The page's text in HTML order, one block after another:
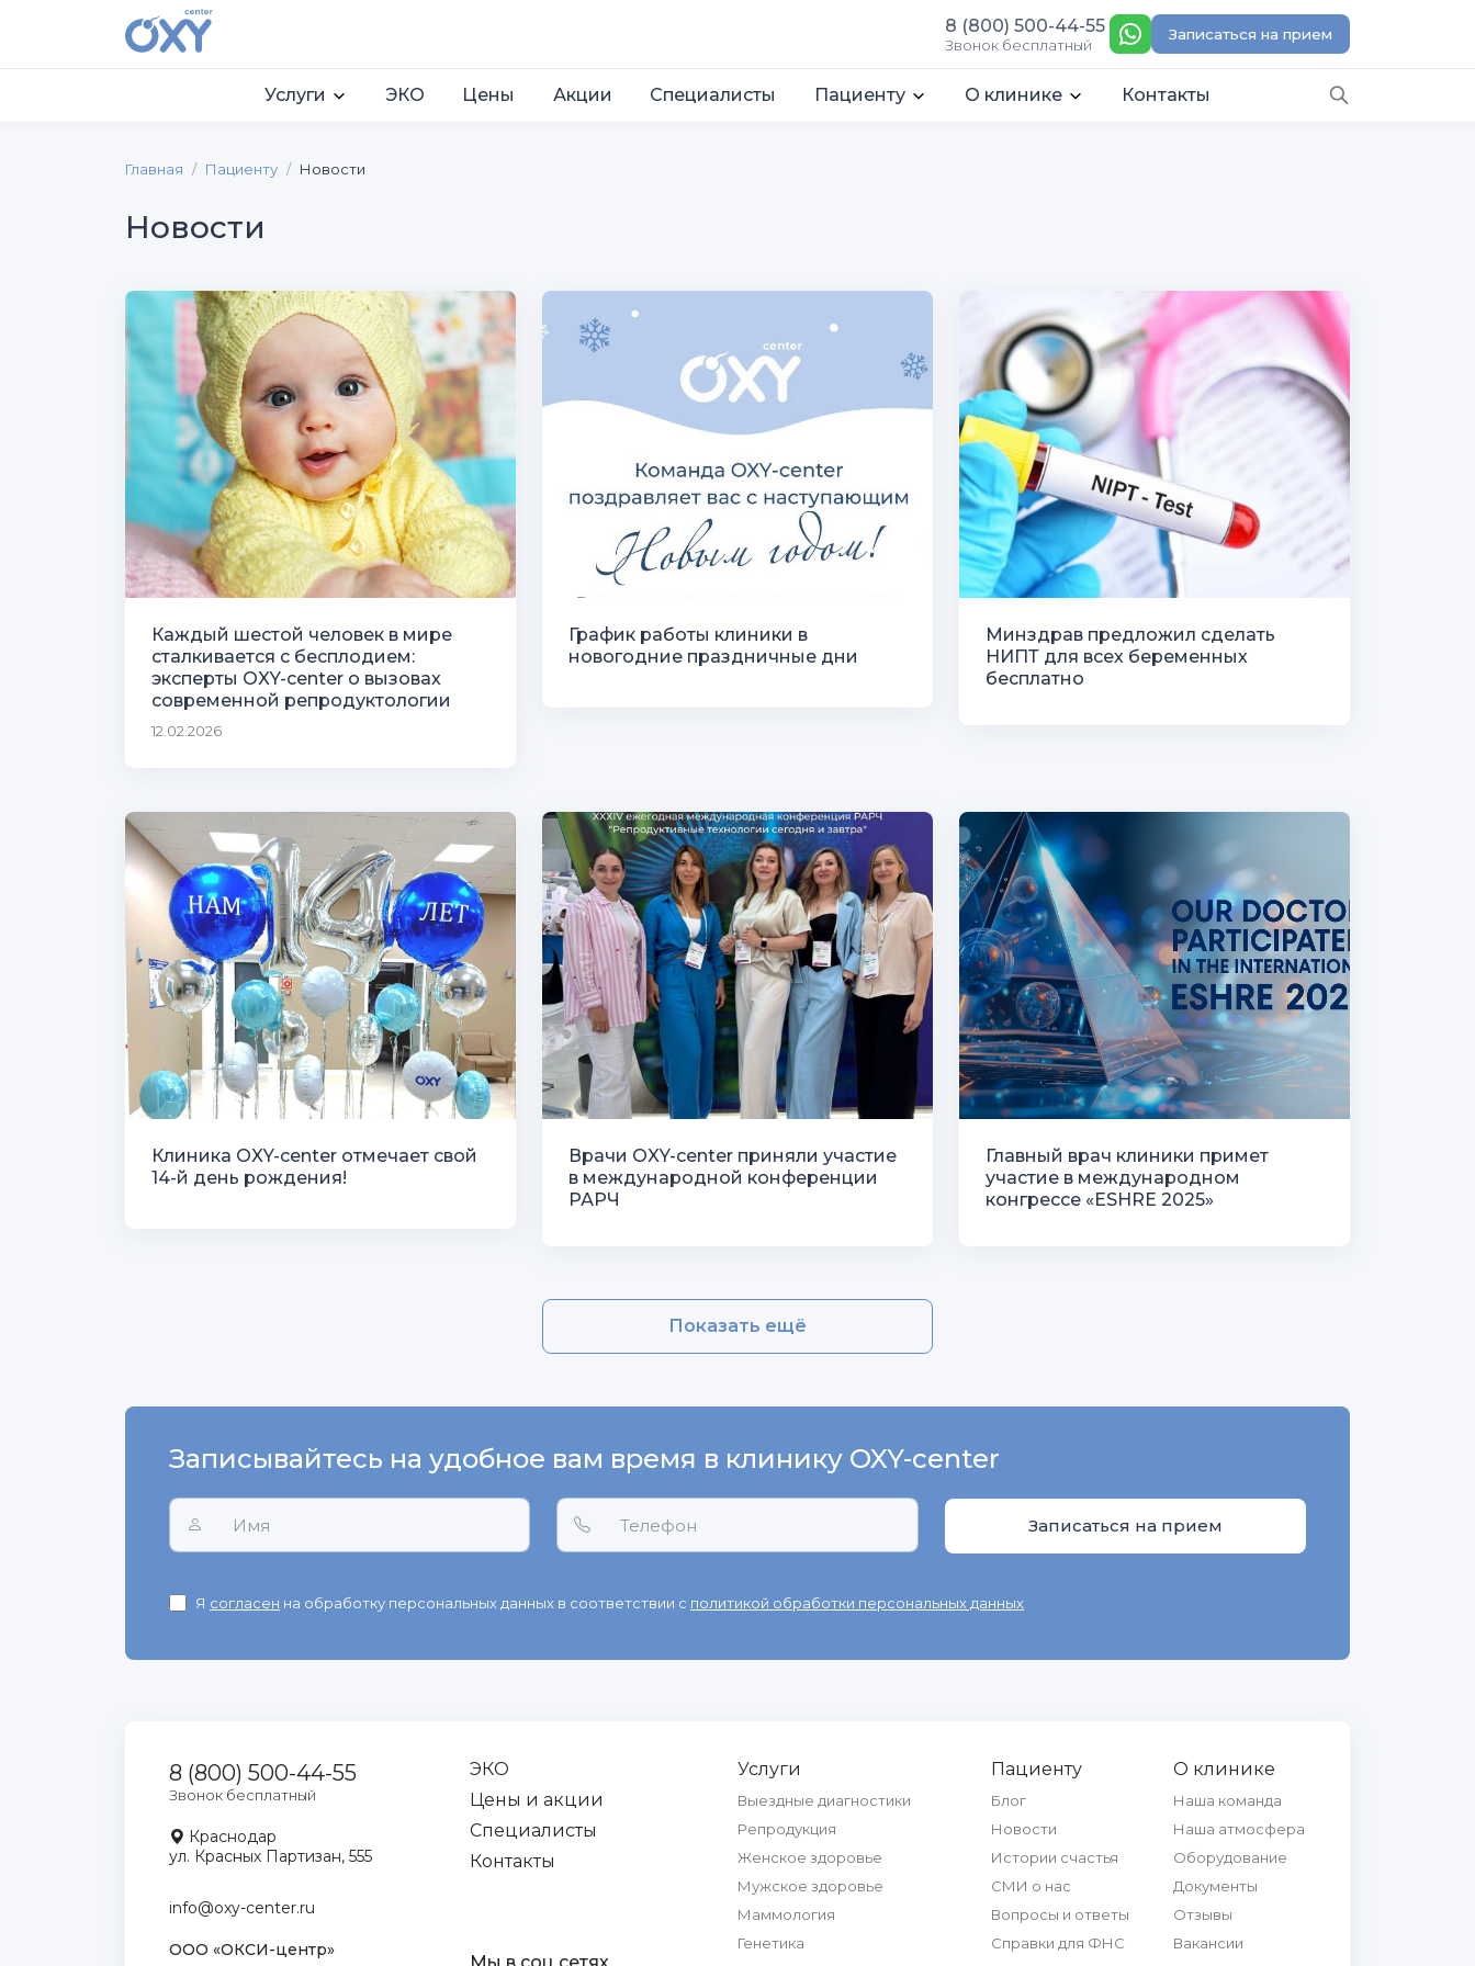
8 (800) 500-44-55
Звонок бесплатный
Записаться на прием
Услуги ЭКО Цены Акции Специалисты Пациенту О клинике Контакты
Главная Пациенту Новости
Новости
Каждый шестой человек в мире
сталкивается с бесплодием:
эксперты OXY-center о вызовах
современной репродуктологии
12.02.2026
График работы клиники в
новогодние праздничные дни
Минздрав предложил сделать
НИПТ для всех беременных
бесплатно
Клиника OXY-center отмечает свой
14-й день рождения!
Врачи OXY-center приняли участие
в международной конференции
РАРЧ
Главный врач клиники примет
участие в международном
конгрессе «ESHRE 2025»
Показать ещё
Записывайтесь на удобное вам время в клинику OXY-center
Я согласен на обработку персональных данных в соответствии с политикой обработки персональных данных
8 (800) 500-44-55
Звонок бесплатный
Краснодар
ул. Красных Партизан, 555
info@oxy-center.ru
ООО «ОКСИ-центр»
ЭКО
Цены и акции
Специалисты
Контакты
Услуги
Выездные диагностики
Репродукция
Женское здоровье
Мужское здоровье
Маммология
Генетика
Пациенту
Блог
Новости
Истории счастья
СМИ о нас
Вопросы и ответы
Справки для ФНС
О клинике
Наша команда
Наша атмосфера
Оборудование
Документы
Отзывы
Вакансии